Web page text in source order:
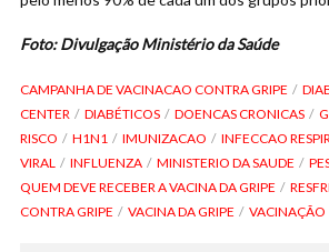
Foto: Divulgação Ministério da Saúde
CAMPANHA DE VACINACAO CONTRA GRIPE
CENTER
DIABÉTICOS DOENCAS CRONICAS
RISCO
H1N1 IMUNIZACAO INFECCAO
VIRAL
INFLUENZA MINISTERIO DA SAUDE
QUEM DEVE RECEBER A VACINA DA GRIPE
CONTRA GRIPE
VACINA DA GRIPE VACINAÇÃO